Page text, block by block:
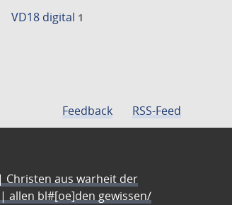
VD18 digital 1
Feedback RSS-Feed
aus warheit der
bl#[oe]den gewissen/